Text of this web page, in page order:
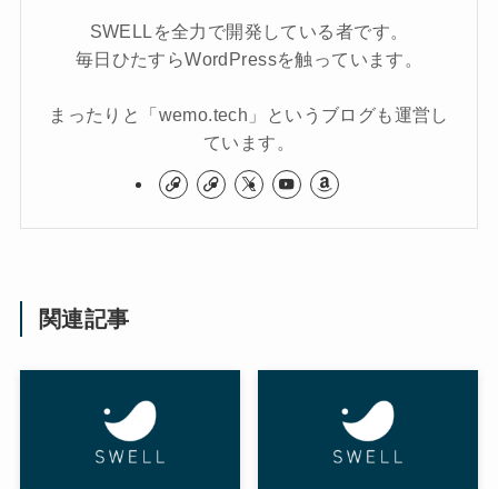
SWELLを全力で開発している者です。
毎日ひたすらWordPressを触っています。
まったりと「wemo.tech」というブログも運営し
ています。
関連記事